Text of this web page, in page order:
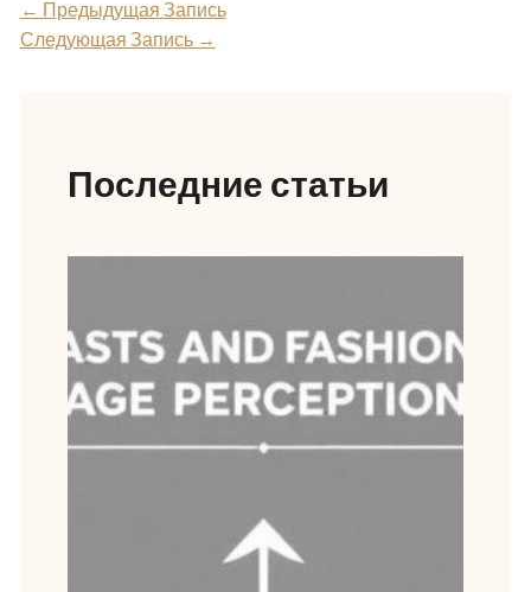
← Предыдущая Запись
Следующая Запись →
Последние статьи